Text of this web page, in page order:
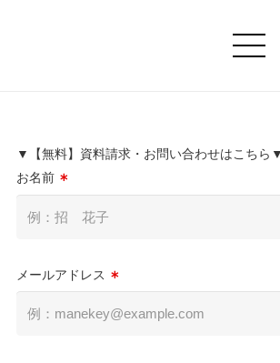
▼【無料】資料請求・お問い合わせはこちら▼
お名前
メールアドレス